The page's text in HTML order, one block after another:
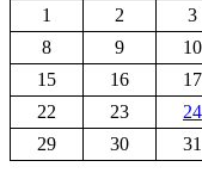
1
2 3
8
9 10
15
16 17
22
23 24
29
30
31